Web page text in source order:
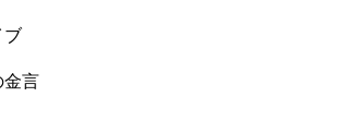
ブ
金言